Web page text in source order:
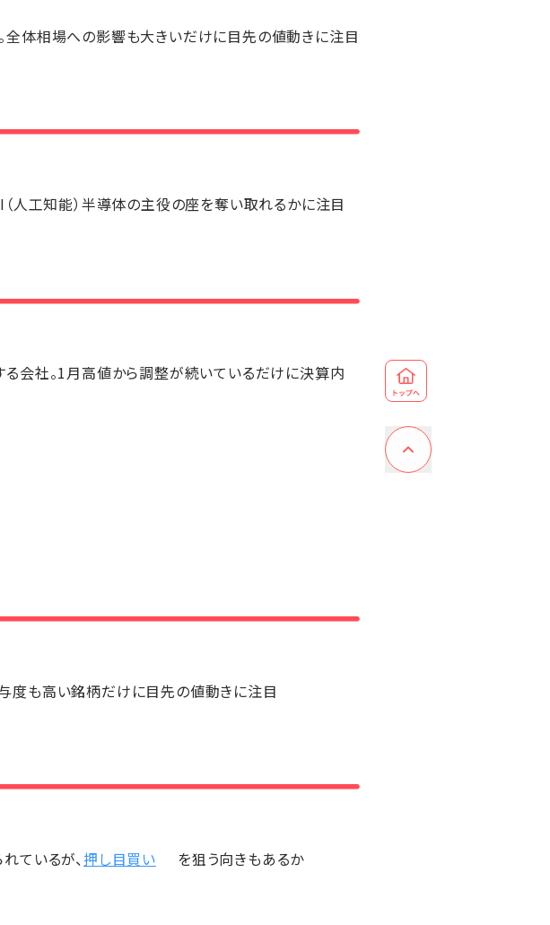
全体相場への影響も大きいだけに目先の値動きに注目
人工知能）半導体の主役の座を奪い取れるかに注目
る会社。1月高値から調整が続いているだけに決算内
度も高い銘柄だけに目先の値動きに注目
ているが、押し目買い を狙う向きもあるか